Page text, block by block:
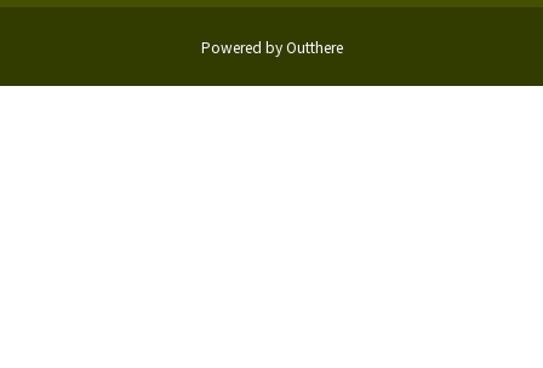
Powered by Outthere